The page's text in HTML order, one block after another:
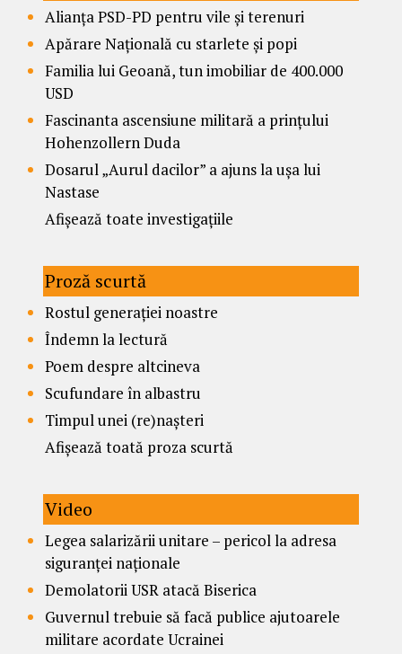
Alianța PSD-PD pentru vile și terenuri
Apărare Națională cu starlete și popi
Familia lui Geoană, tun imobiliar de 400.000
USD
Fascinanta ascensiune militară a prințului
Hohenzollern Duda
Dosarul „Aurul dacilor” a ajuns la ușa lui
Nastase
Afișează toate investigațiile
Proză scurtă
Rostul generației noastre
Îndemn la lectură
Poem despre altcineva
Scufundare în albastru
Timpul unei (re)nașteri
Afișează toată proza scurtă
Video
Legea salarizării unitare – pericol la adresa
siguranței naționale
Demolatorii USR atacă Biserica
Guvernul trebuie să facă publice ajutoarele
militare acordate Ucrainei